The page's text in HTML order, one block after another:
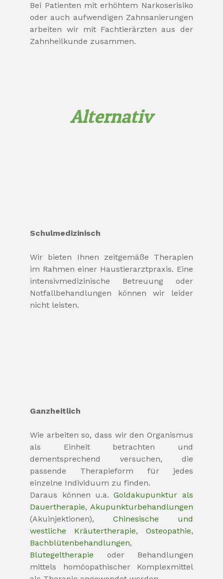
Bei Patienten mit erhöhtem Narkoserisiko
oder auch aufwendigen Zahnsanierungen
arbeiten wir mit Fachtierärzten aus der
Zahnheilkunde zusammen.
Alternativ
Schulmedizinisch
Wir bieten Ihnen zeitgemäße Therapien
im Rahmen einer Haustierarztpraxis. Eine
intensivmedizinische Betreuung oder
Notfallbehandlungen können wir leider
nicht leisten.
Ganzheitlich
Wie arbeiten so, dass wir den Organismus
als Einheit betrachten und
dementsprechend versuchen, die
passende Therapieform für jedes
einzelne Individuum zu finden.
Daraus können u.a.Goldakupunktur als
Dauertherapie, Akupunkturbehandlungen
(Akuinjektionen), Chinesische und
westliche Kräutertherapie, Osteopathie,
Bachblütenbehandlungen,
Blutegeltherapie oder Behandlungen
mittels homöopathischer Komplexmittel